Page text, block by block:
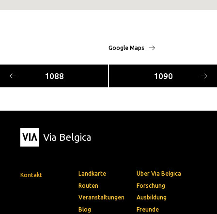
Google Maps
1088 1090
Via Belgica
Kontakt
Landkarte
Routen
Veranstaltungen
Blog
Über Via Belgica
Forschung
Ausbildung
Freunde